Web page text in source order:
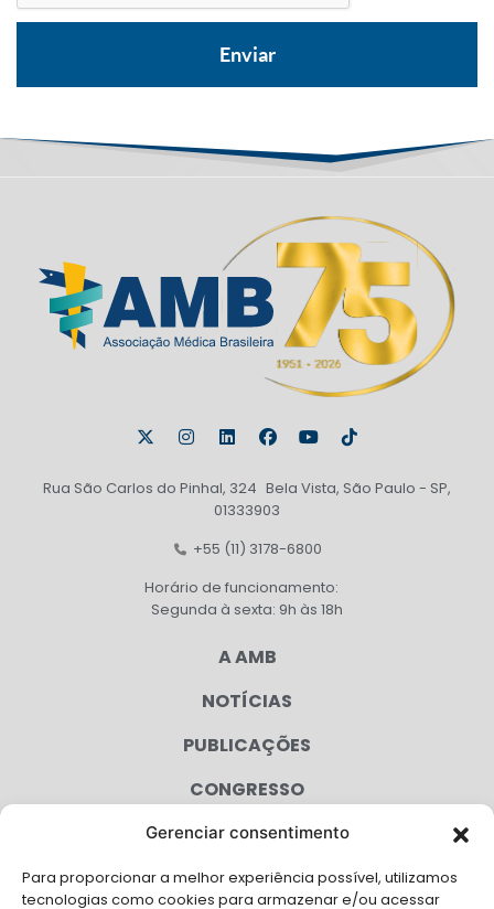
Gerenciar consentimento
Para proporcionar a melhor experiência possível, utilizamos
tecnologias como cookies para armazenar e/ou acessar
Rua São Carlos do Pinhal, 324 Bela Vista, São Paulo - SP,
01333903
+55 (11) 3178-6800
Horário de funcionamento:
Segunda à sexta: 9h às 18h
A AMB
NOTÍCIAS
PUBLICAÇÕES
CONGRESSO
AGENDA
CAMPANHAS